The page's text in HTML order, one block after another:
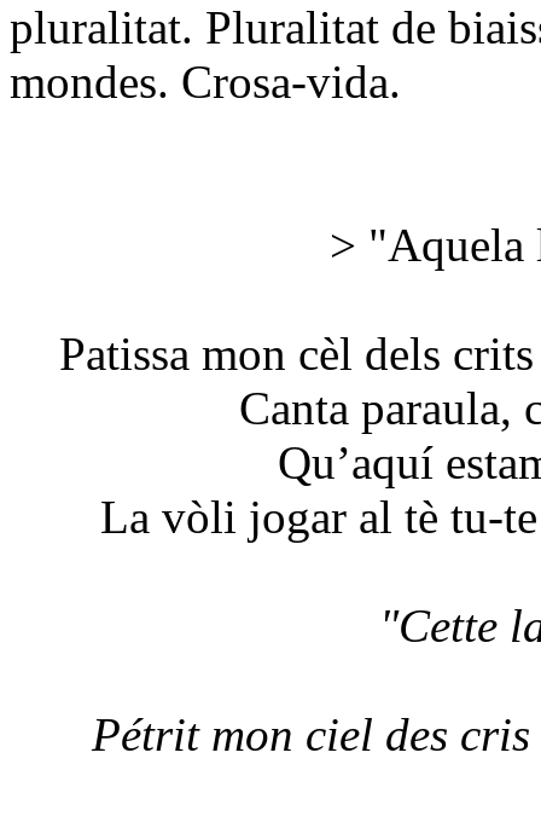
pluralitat. Pluralitat de
mondes. Crosa-vida.
> "Aquela
Patissa mon cèl dels
Canta paraula,
Qu’aquí
La vòli jogar al tè tu-
"Cette
Pétrit mon ciel des